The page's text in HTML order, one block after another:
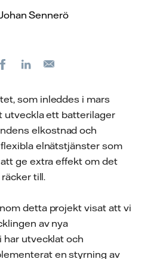
Sennerö
FacebookLinkedIn
som inleddes i mars
utveckla ett batterilager
elkostnad och
elnätstjänster som
ge extra effekt om det
till.
detta projekt visat att vi
av nya
har utvecklat och
en styrning av